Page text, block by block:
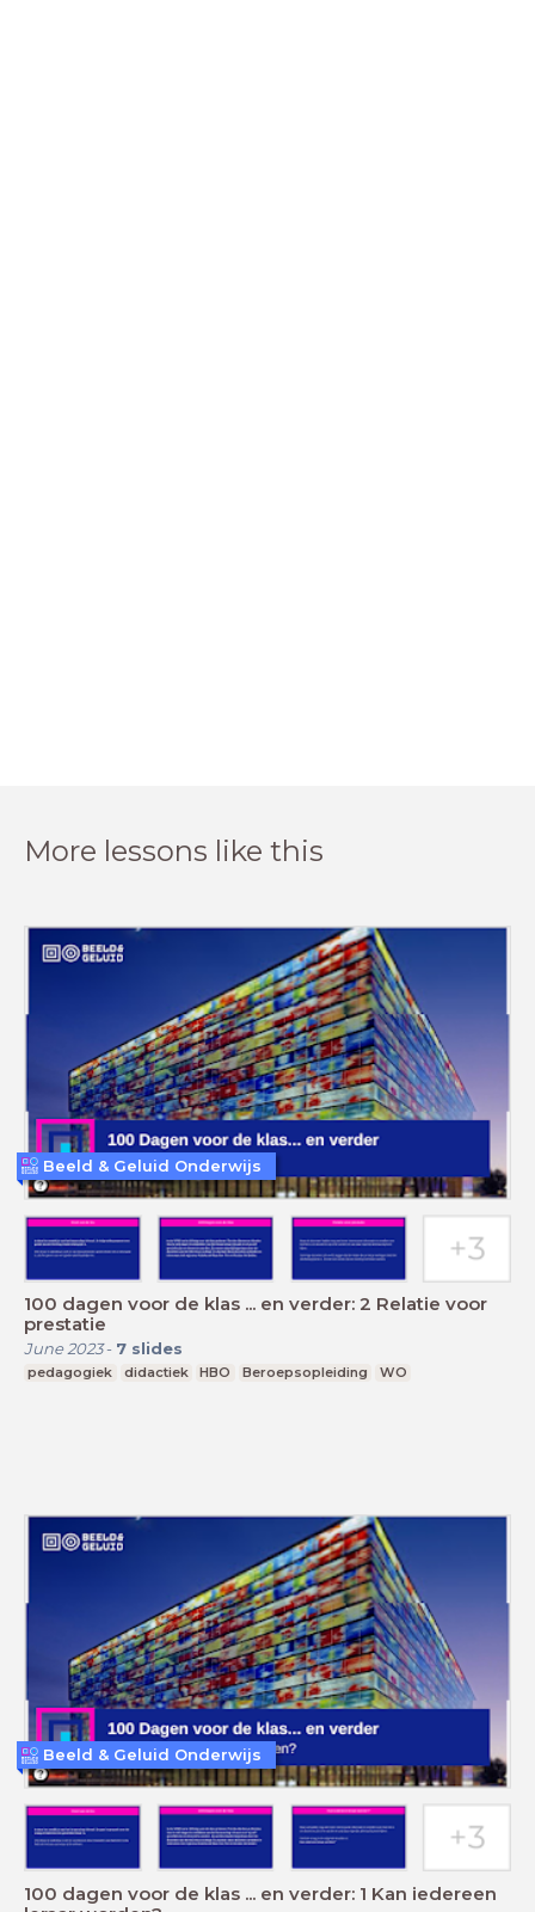
More lessons like this
100 dagen voor de klas ... en verder: 2 Relatie voor
prestatie
June 2023- 7 slides
pedagogiek didactiek HBO Beroepsopleiding WO
Beeld & Geluid Onderwijs
100 dagen voor de klas ... en verder: 1 Kan iedereen
Beeld & Geluid Onderwijs